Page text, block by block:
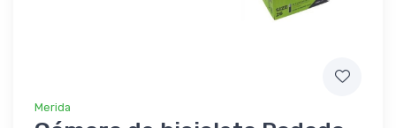
Merida